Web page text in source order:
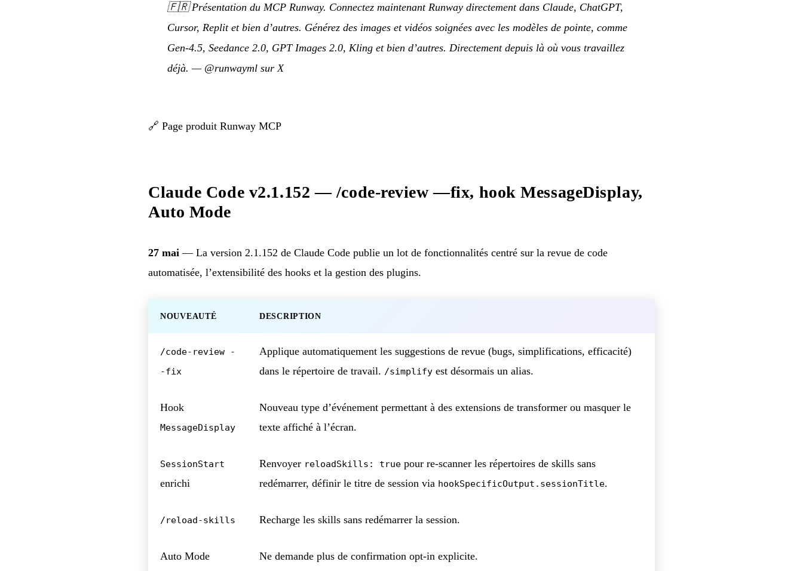
🇫🇷Présentation du MCP Runway. Connectez maintenant Runway directement dans Claude, ChatGPT,
Cursor, Replit et bien d’autres. Générez des images et vidéos soignées avec les modèles de pointe, comme
Gen-4.5, Seedance 2.0, GPT Images 2.0, Kling et bien d’autres. Directement depuis là où vous travaillez
déjà. — @runwayml sur X
🔗 Page produit Runway MCP
Claude Code v2.1.152 — /code-review —fix, hook MessageDisplay,
Auto Mode
27 mai — La version 2.1.152 de Claude Code publie un lot de fonctionnalités centré sur la revue de code
automatisée, l’extensibilité des hooks et la gestion des plugins.
NOUVEAUTÉ DESCRIPTION
/code-review -
-fix
Applique automatiquement les suggestions de revue (bugs, simplifications, efficacité)
dans le répertoire de travail. /simplify est désormais un alias.
Hook
MessageDisplay
Nouveau type d’événement permettant à des extensions de transformer ou masquer le
texte affiché à l’écran.
SessionStart
enrichi
Renvoyer reloadSkills: true pour re-scanner les répertoires de skills sans
redémarrer, définir le titre de session via hookSpecificOutput.sessionTitle.
/reload-skills Recharge les skills sans redémarrer la session.
Auto Mode Ne demande plus de confirmation opt-in explicite.